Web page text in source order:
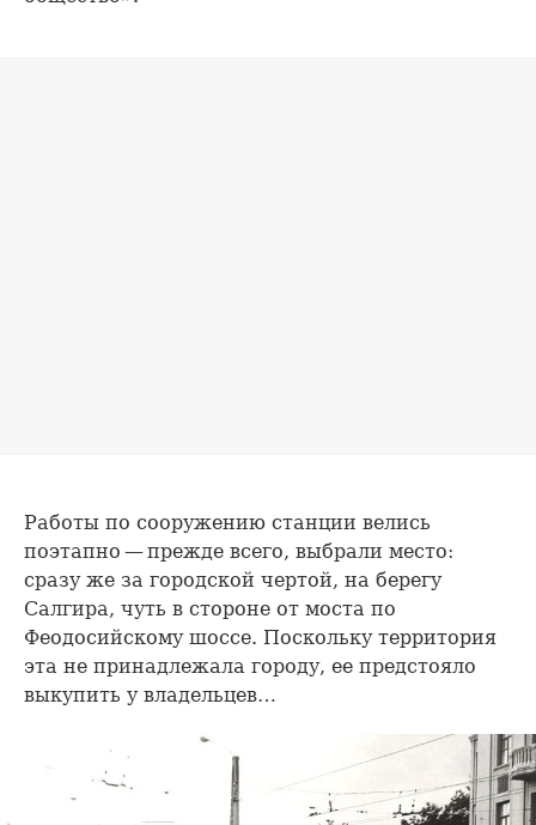
Работы по сооружению станции велись
поэтапно — прежде всего, выбрали место:
сразу же за городской чертой, на берегу
Салгира, чуть в стороне от моста по
Феодосийскому шоссе. Поскольку территория
эта не принадлежала городу, ее предстояло
выкупить у владельцев…